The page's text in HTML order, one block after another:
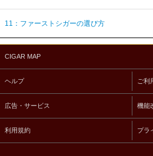
11：ファーストシガーの選び方
CIGAR MAP
ヘルプ ご利
広告・サービス 機能
利用規約 プラ